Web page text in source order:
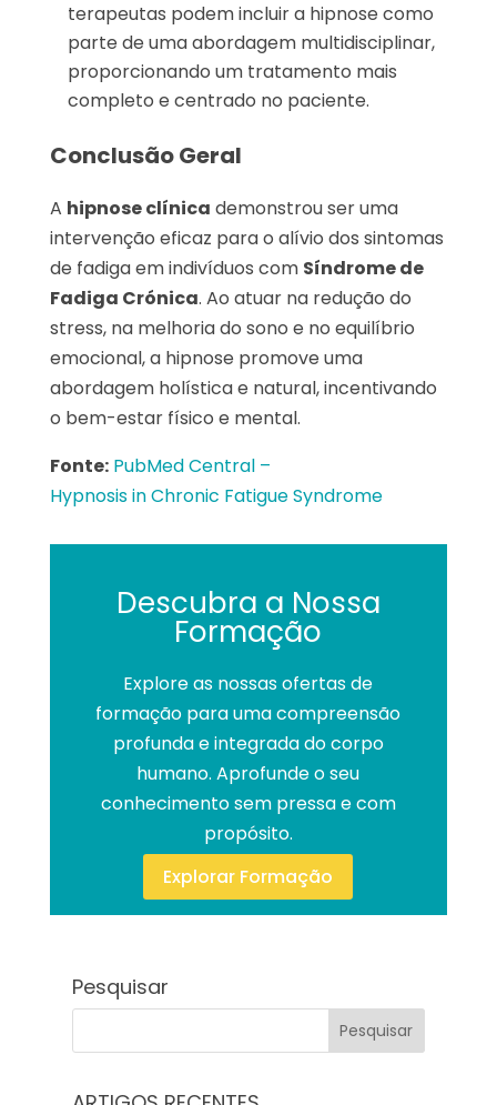
terapeutas podem incluir a hipnose como
parte de uma abordagem multidisciplinar,
proporcionando um tratamento mais
completo e centrado no paciente.
Conclusão Geral
A hipnose clínica demonstrou ser uma
intervenção eficaz para o alívio dos sintomas
de fadiga em indivíduos com Síndrome de
Fadiga Crónica. Ao atuar na redução do
stress, na melhoria do sono e no equilíbrio
emocional, a hipnose promove uma
abordagem holística e natural, incentivando
o bem-estar físico e mental.
Fonte: PubMed Central –
Hypnosis in Chronic Fatigue Syndrome
Descubra a Nossa
Formação
Explore as nossas ofertas de
formação para uma compreensão
profunda e integrada do corpo
humano. Aprofunde o seu
conhecimento sem pressa e com
propósito.
Explorar Formação
Pesquisar